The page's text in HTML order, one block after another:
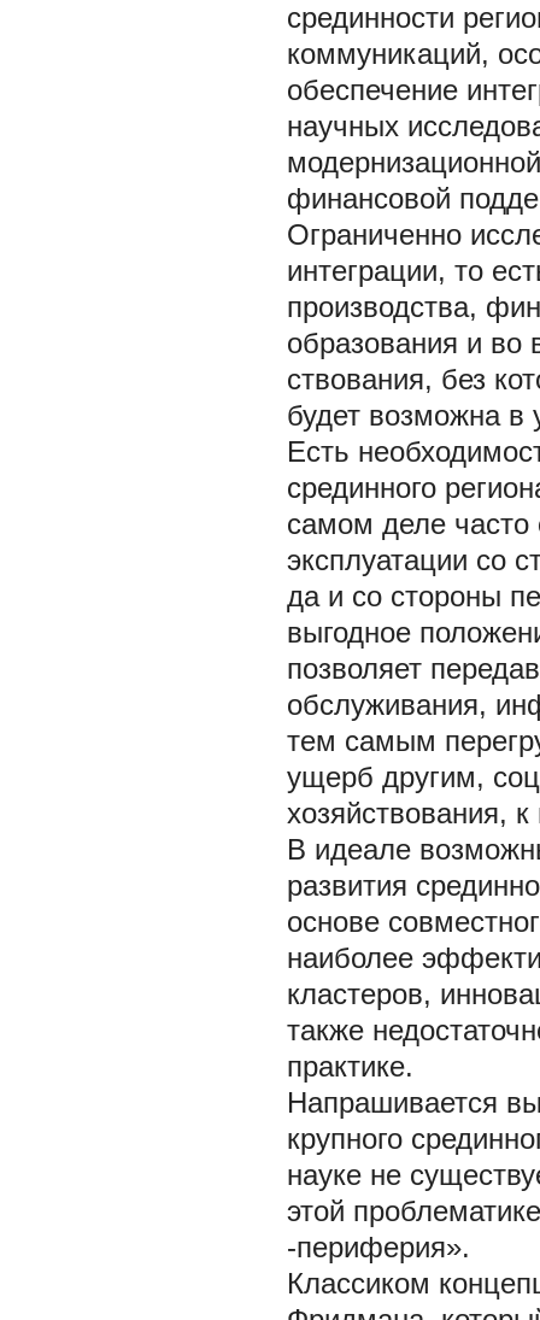
срединности
коммуникаций,
обеспечение
научных
финансовой
Ограниченно
интеграции, то
производства,
образования и во
ствования, без
будет возможна в
Есть
срединного
самом деле часто
эксплуатации со
да и со стороны
выгодное
позволяет
обслуживания,
тем самым
ущерб другим,
хозяйствования,
В идеале
развития
основе
наиболее
кластеров,
также
практике.
Напрашивается
крупного
науке не
этой
-периферия».
Классиком